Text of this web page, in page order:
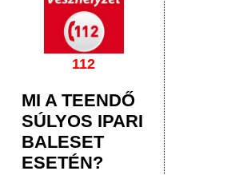
112
MI A TEENDŐ
SÚLYOS IPARI
BALESET
ESETÉN?